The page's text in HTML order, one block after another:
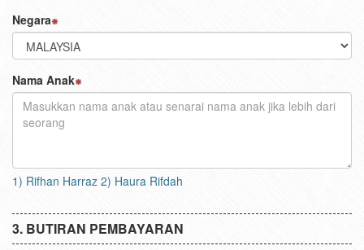
Negara
Nama Anak
1) Rifhan Harraz 2) Haura Rifdah
BUTIRAN PEMBAYARAN